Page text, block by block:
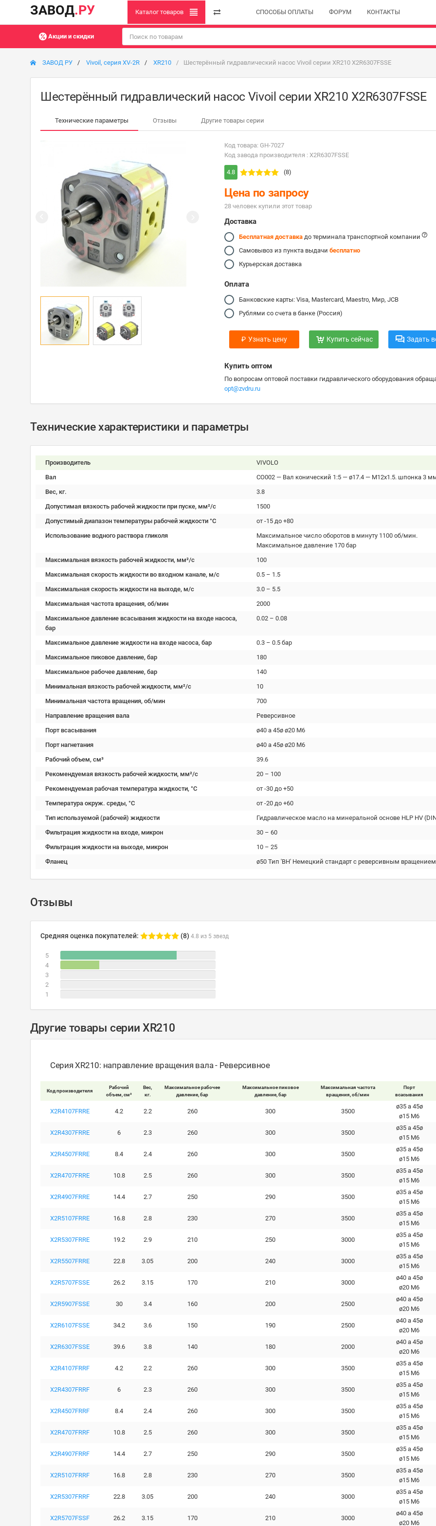
ЗАВОД.РУ Каталог товаров СПОСОБЫ ОПЛАТЫ ФОРУМ КОНТАКТЫ
Акции и скидки
ЗАВОД РУ Vivoil, серия XV-2R XR210 Шестерённый гидравлический насос Vivoil серии XR210 X2R6307FSSE
Шестерённый гидравлический насос Vivoil серии XR210 X2R6307FSSE
Технические параметры Отзывы Другие товары серии
Код товара: GH-7027
Код завода производителя : X2R6307FSSE
4.8 (8)
Цена по запросу
28 человек купили этот товар
Доставка
Бесплатная доставка до терминала транспортной компании
Самовывоз из пункта выдачибесплатно
Курьерская доставка
Оплата
Банковские карты: Visa, Mastercard, Maestro, Мир, JCB
Рублями со счета в банке (Россия)
₽ Узнать цену Купить сейчас Задать
Купить оптом
По вопросам оптовой поставки гидравлического оборудования
opt@zvdru.ru
Технические характеристики и параметры
Производитель
VIVOLO
Вал
CO002 — Вал конический 1:5 — ø17.4 — М12x1.5. шпонка 3
Вес, кг.
3.8
Допустимая вязкость рабочей жидкости при пуске, мм²/c
1500
Допустимый диапазон температуры рабочей жидкости °C
от -15 до +80
Использование водного раствора гликоля
Максимальное число оборотов в минуту 1100 об/мин.
Максимальное давление 170 бар
Максимальная вязкость рабочей жидкости, мм²/c
100
Максимальная скорость жидкости во входном канале, м/с
0.5 – 1.5
Максимальная скорость жидкости на выходе, м/с
3.0 – 5.5
Максимальная частота вращения, об/мин
2000
Максимальное давление всасывания жидкости на входе насоса,
бар
0.02 – 0.08
Максимальное давление жидкости на входе насоса, бар
0.3 – 0.5 бар
Максимальное пиковое давление, бар
180
Максимальное рабочее давление, бар
140
Минимальная вязкость рабочей жидкости, мм²/c
10
Минимальная частота вращения, об/мин
700
Направление вращения вала
Реверсивное
Порт всасывания
ø40 a 45ø ø20 М6
Порт нагнетания
ø40 a 45ø ø20 М6
Рабочий объем, см³
39.6
Рекомендуемая вязкость рабочей жидкости, мм²/с
20 – 100
Рекомендуемая рабочая температура жидкости, °C
от -30 до +50
Температура окруж. среды, °C
от -20 до +60
Тип используемой (рабочей) жидкости
Гидравлическое масло на минеральной основе HLP HV
Фильтрация жидкости на входе, микрон
30 – 60
Фильтрация жидкости на выходе, микрон
10 – 25
Фланец
ø50 Тип 'BH' Немецкий стандарт с реверсивным вращением
Отзывы
Средняя оценка покупателей: (8) 4.8 из 5 звезд
5
4
3
2
1
Другие товары серии XR210
Серия XR210: направление вращения вала - Реверсивное
Код производителя
Рабочий
объем, см³
Вес,
кг.
Максимальное рабочее
давление, бар
Максимальное пиковое
давление, бар
Максимальная частота
вращения, об/мин
Порт
всасывания
X2R4107FRRE 4.2 2.2 260 300 3500
ø35 a 45ø
ø15 M6
X2R4307FRRE 6 2.3 260 300 3500
ø35 a 45ø
ø15 M6
X2R4507FRRE 8.4 2.4 260 300 3500
ø35 a 45ø
ø15 M6
X2R4707FRRE 10.8 2.5 260 300 3500
ø35 a 45ø
ø15 M6
X2R4907FRRE 14.4 2.7 250 290 3500
ø35 a 45ø
ø15 M6
X2R5107FRRE 16.8 2.8 230 270 3500
ø35 a 45ø
ø15 M6
X2R5307FRRE 19.2 2.9 210 250 3000
ø35 a 45ø
ø15 M6
X2R5507FRRE 22.8 3.05 200 240 3000
ø35 a 45ø
ø15 M6
X2R5707FSSE 26.2 3.15 170 210 3000
ø40 a 45ø
ø20 М6
X2R5907FSSE 30 3.4 160 200 2500
ø40 a 45ø
ø20 М6
X2R6107FSSE 34.2 3.6 150 190 2500
ø40 a 45ø
ø20 М6
X2R6307FSSE 39.6 3.8 140 180 2000
ø40 a 45ø
ø20 М6
X2R4107FRRF 4.2 2.2 260 300 3500
ø35 a 45ø
ø15 M6
X2R4307FRRF 6 2.3 260 300 3500
ø35 a 45ø
ø15 M6
X2R4507FRRF 8.4 2.4 260 300 3500
ø35 a 45ø
ø15 M6
X2R4707FRRF 10.8 2.5 260 300 3500
ø35 a 45ø
ø15 M6
X2R4907FRRF 14.4 2.7 250 290 3500
ø35 a 45ø
ø15 M6
X2R5107FRRF 16.8 2.8 230 270 3500
ø35 a 45ø
ø15 M6
X2R5307FRRF 22.8 3.05 200 240 3000
ø35 a 45ø
ø15 M6
X2R5707FSSF 26.2 3.15 170 210 3000
ø40 a 45ø
ø20 М6